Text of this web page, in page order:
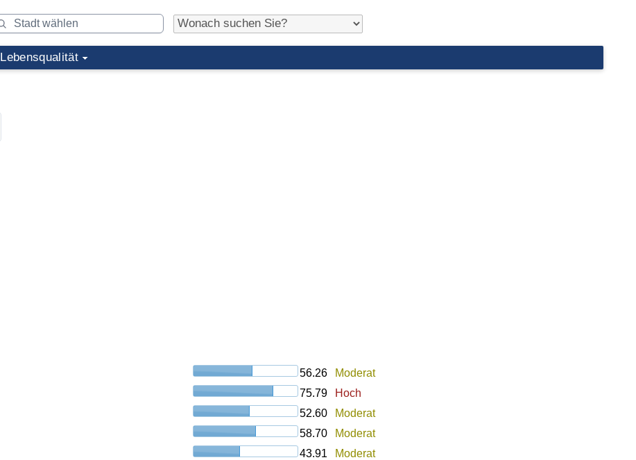
Lebensqualität
56.26
Moderat
75.79
Hoch
52.60
Moderat
58.70
Moderat
43.91
Moderat